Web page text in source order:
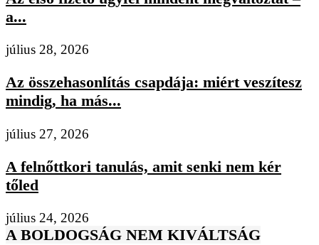
a...
július 28, 2026
Az összehasonlítás csapdája: miért veszítesz
mindig, ha más...
július 27, 2026
A felnőttkori tanulás, amit senki nem kér
tőled
július 24, 2026
A BOLDOGSÁG NEM KIVÁLTSÁG